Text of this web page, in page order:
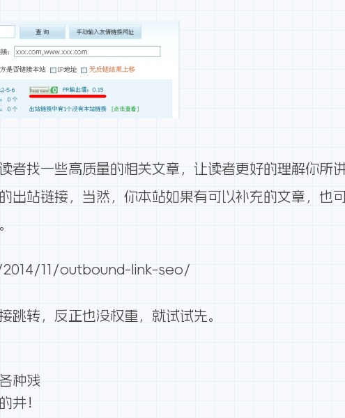
者找一些高质量的相关文章，让读者更好的理解你所
出站链接，当然，你本站如果有可以补充的文章，也
11/outbound-link-seo/
跳转 ，反正也没权重，就试试先。
种残
井！